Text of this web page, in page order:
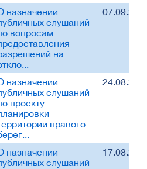
назначении
слушаний
вопросам
на
назначении
слушаний
проекту
правого
назначении
слушаний